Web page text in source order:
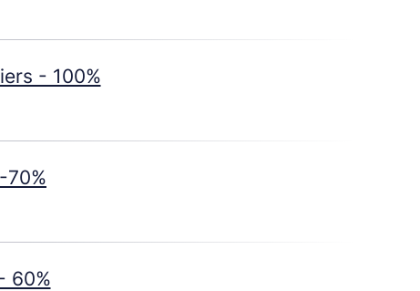
- 100%
70%
60%